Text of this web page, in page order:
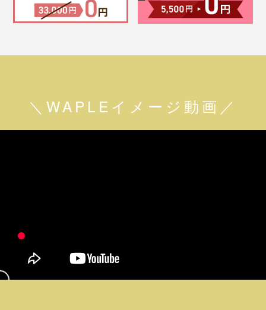
＼WAPLEイメージ動画／